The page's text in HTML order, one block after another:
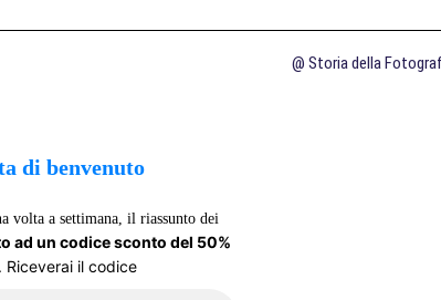
@ Storia della
di benvenuto
volta a settimana, il riassunto dei
ad un codice sconto del 50%
. Riceverai il codice